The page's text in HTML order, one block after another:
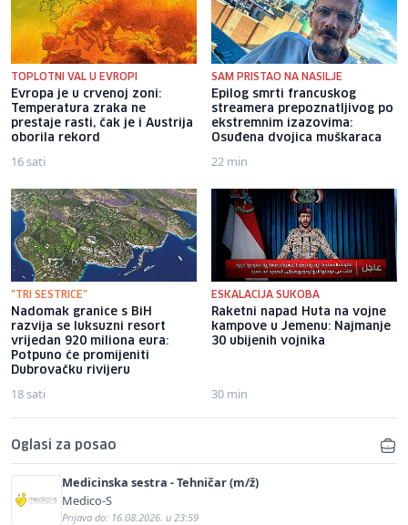
TOPLOTNI VAL U EVROPI
Evropa je u crvenoj zoni:
Temperatura zraka ne
prestaje rasti, čak je i Austrija
oborila rekord
16 sati
SAM PRISTAO NA NASILJE
Epilog smrti francuskog
streamera prepoznatljivog po
ekstremnim izazovima:
Osuđena dvojica muškaraca
22 min
"TRI SESTRICE"
Nadomak granice s BiH
razvija se luksuzni resort
vrijedan 920 miliona eura:
Potpuno će promijeniti
Dubrovačku rivijeru
18 sati
ESKALACIJA SUKOBA
Raketni napad Huta na vojne
kampove u Jemenu: Najmanje
30 ubijenih vojnika
30 min
Oglasi za posao
Medicinska sestra - Tehničar (m/ž)
Medico-S
Prijava do: 16.08.2026. u 23:59